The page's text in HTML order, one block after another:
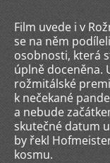
Film uvede i v
se na něm
osobnosti, která
úplně doceněna.
rožmitálské
k nečekané
a nebude
skutečné datum
by řekl
kosmu.